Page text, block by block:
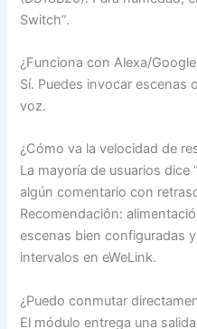
Switch”.
¿Funciona con Alexa/
Sí. Puedes invocar
voz.
¿Cómo va la velocidad de
La mayoría de usuarios dice
algún comentario con
Recomendación:
escenas bien configuradas
intervalos en eWeLink.
¿Puedo conmutar
El módulo entrega una